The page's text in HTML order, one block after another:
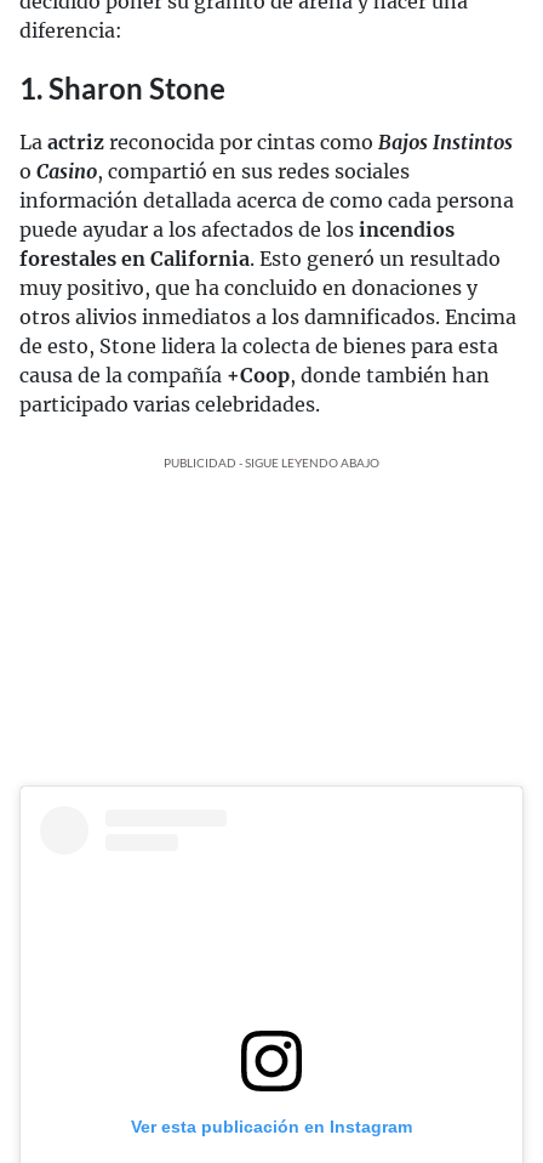
diferencia:
1. Sharon Stone
La actriz reconocida por cintas como Bajos Instintos
o Casino, compartió en sus redes sociales
información detallada acerca de como cada persona
puede ayudar a los afectados de los incendios
forestales en California. Esto generó un resultado
muy positivo, que ha concluido en donaciones y
otros alivios inmediatos a los damnificados. Encima
de esto, Stone lidera la colecta de bienes para esta
causa de la compañía +Coop, donde también han
participado varias celebridades.
PUBLICIDAD - SIGUE LEYENDO ABAJO
Ver esta publicación en Instagram